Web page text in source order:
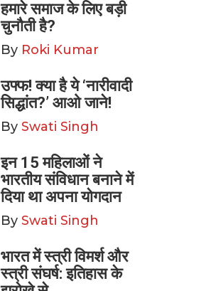
हमारे समाज के लिए बड़ी
चुनौती है?
By Roki Kumar
उफ्फ! क्या है ये ‘नारीवादी
सिद्धांत?’ आओ जाने!
By Swati Singh
इन 15 महिलाओं ने
भारतीय संविधान बनाने में
दिया था अपना योगदान
By Swati Singh
भारत में स्त्री विमर्श और
स्त्री संघर्ष: इतिहास के